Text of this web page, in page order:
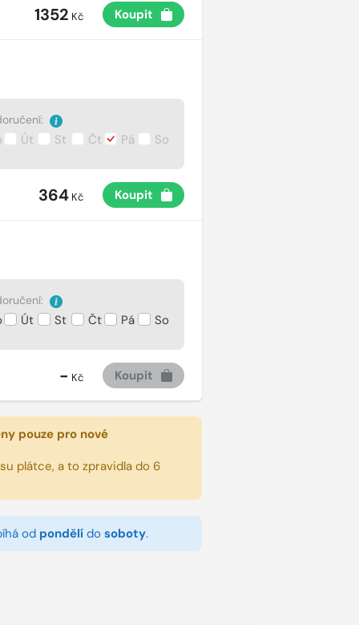
1352 Kč Koupit
Út St Čt Pá So
364Kč Koupit
Út St Čt Pá So
- Kč Koupit
pouze pro nové
plátce, a to zpravidla do 6
od pondělído soboty.